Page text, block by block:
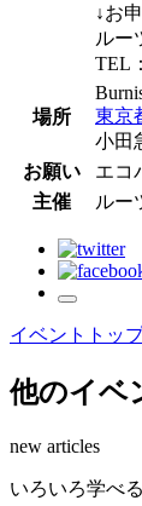
↓お
ルー
TEL：
場所
東京
小田
お願い
エコ
主催
ルー
イベントトッ
他のイベ
new articles
いろいろ学べる